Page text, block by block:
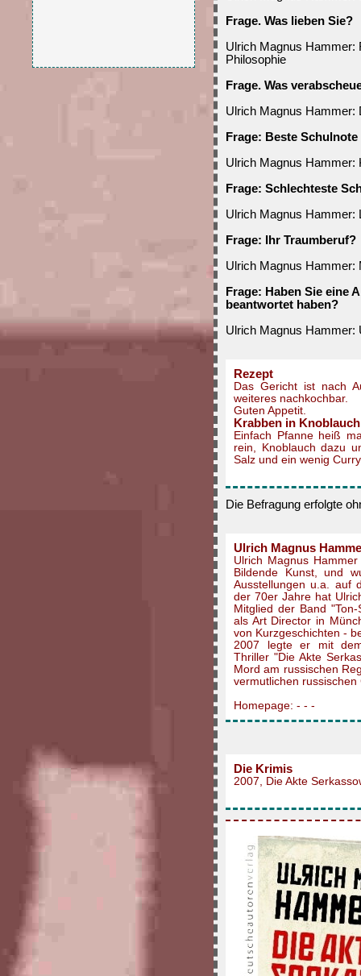
Frage. Was lieben Sie?
Ulrich Magnus Hammer:
Philosophie
Frage. Was
Ulrich Magnus Hammer:
Frage: Beste
Ulrich Magnus Hammer:
Frage: Schlechteste
Ulrich Magnus Hammer:
Frage: Ihr Traumberuf?
Ulrich Magnus Hammer:
Frage: Haben Sie eine
beantwortet haben?
Ulrich Magnus Hammer:
Rezept
Das Gericht ist nach
weiteres nachkochbar.
Guten Appetit.
Krabben in
Einfach Pfanne heiß
rein, Knoblauch dazu
Salz und ein wenig
Die Befragung erfolgte
Ulrich Magnus
Ulrich Magnus
Bildende Kunst, und
Ausstellungen u.a. auf
der 70er Jahre hat
Mitglied der Band
als Art Director in
von Kurzgeschichten -
2007 legte er mit dem
Thriller "Die Akte
Mord am russischen
vermutlichen
Homepage: - - -
Die Krimis
2007, Die Akte